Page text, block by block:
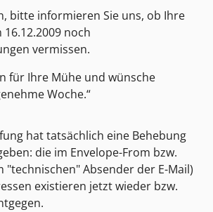
bitte informieren Sie uns, ob Ihre
noch
vermissen.
für Ihre Mühe und wünsche
Woche.
hat tatsächlich eine Behebung
die im Envelope-From bzw.
"technischen" Absender der E-Mail)
existieren jetzt wieder bzw.